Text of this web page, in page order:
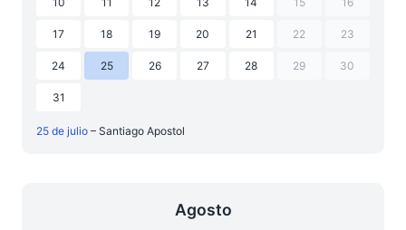
17 18 19 20 21 22 23
24 25 26 27 28 29 30
31
25 de julio – Santiago Apostol
Agosto